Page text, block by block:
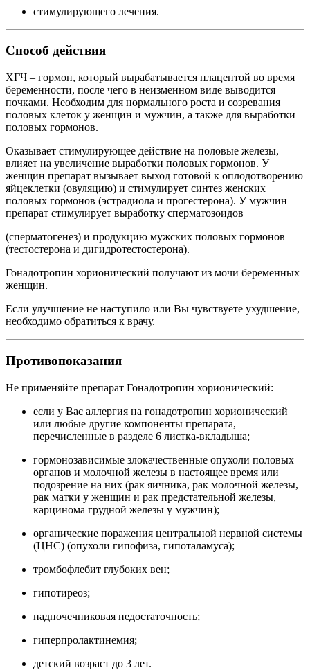
стимулирующего лечения.
Способ действия
ХГЧ – гормон, который вырабатывается плацентой во время
беременности, после чего в неизменном виде выводится
почками. Необходим для нормального роста и созревания
половых клеток у женщин и мужчин, а также для выработки
половых гормонов.
Оказывает стимулирующее действие на половые железы,
влияет на увеличение выработки половых гормонов. У
женщин препарат вызывает выход готовой к оплодотворению
яйцеклетки (овуляцию) и стимулирует синтез женских
половых гормонов (эстрадиола и прогестерона). У мужчин
препарат стимулирует выработку сперматозоидов
(сперматогенез) и продукцию мужских половых гормонов
(тестостерона и дигидротестостерона).
Гонадотропин хорионический получают из мочи беременных
женщин.
Если улучшение не наступило или Вы чувствуете ухудшение,
необходимо обратиться к врачу.
Противопоказания
Не применяйте препарат Гонадотропин хорионический:
если у Вас аллергия на гонадотропин хорионический
или любые другие компоненты препарата,
перечисленные в разделе 6 листка-вкладыша;
гормонозависимые злокачественные опухоли половых
органов и молочной железы в настоящее время или
подозрение на них (рак яичника, рак молочной железы,
рак матки у женщин и рак предстательной железы,
карцинома грудной железы у мужчин);
органические поражения центральной нервной системы
(ЦНС) (опухоли гипофиза, гипоталамуса);
тромбофлебит глубоких вен;
гипотиреоз;
надпочечниковая недостаточность;
гиперпролактинемия;
детский возраст до 3 лет.